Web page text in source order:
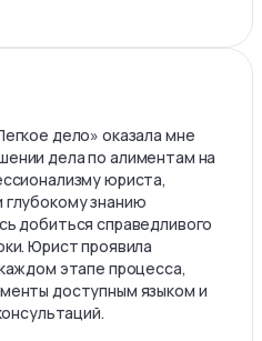
дело» оказала мне
дела по алиментам на
юриста,
знанию
добиться справедливого
Юрист проявила
этапе процесса,
доступным языком и